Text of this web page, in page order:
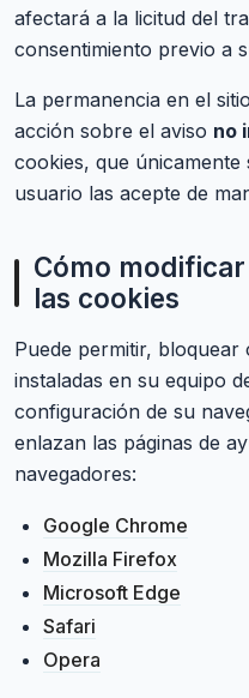
afectará a la licitud del
consentimiento previo a
La permanencia en el
acción sobre el aviso no
cookies, que
usuario las acepte de
Cómo
las cookies
Puede permitir, bloquear
instaladas en su equipo
configuración de su
enlazan las páginas de
navegadores:
Google Chrome
Mozilla Firefox
Microsoft Edge
Safari
Opera